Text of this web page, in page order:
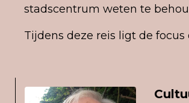
stadscentrum weten te
Tijdens deze reis ligt de